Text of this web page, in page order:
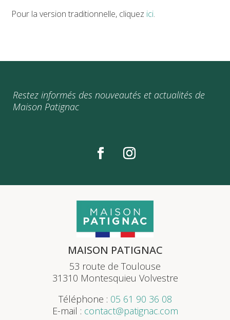
Pour la version traditionnelle, cliquez ici.
Restez informés des nouveautés et actualités de
Maison Patignac
MAISON PATIGNAC
53 route de Toulouse
31310 Montesquieu Volvestre
Téléphone : 05 61 90 36 08
E-mail : contact@patignac.com